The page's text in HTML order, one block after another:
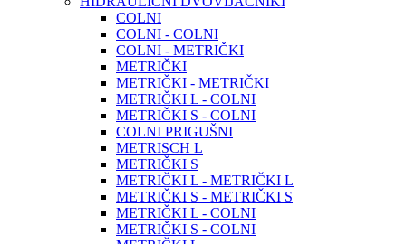
COLNI
COLNI - COLNI
COLNI - METRIČKI
METRIČKI
METRIČKI - METRIČKI
METRIČKI L - COLNI
METRIČKI S - COLNI
COLNI PRIGUŠNI
METRISCH L
METRIČKI S
METRIČKI L - METRIČKI L
METRIČKI S - METRIČKI S
METRIČKI L - COLNI
METRIČKI S - COLNI